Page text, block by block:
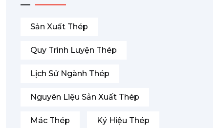
Sản Xuất Thép
Quy Trình Luyện Thép
Lịch Sử Ngành Thép
Nguyên Liệu Sản Xuất Thép
Mác Thép Ký Hiệu Thép